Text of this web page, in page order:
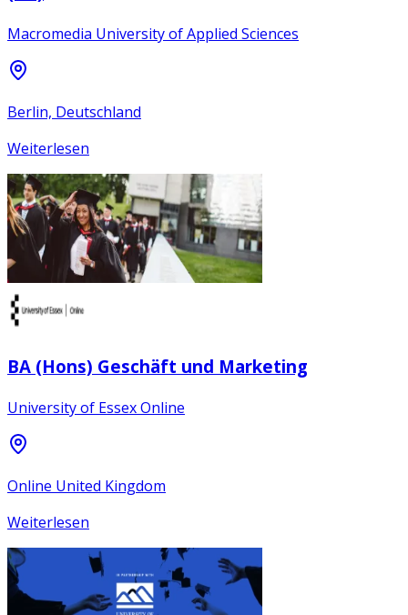
Macromedia University of Applied Sciences
Berlin, Deutschland
Weiterlesen
BA (Hons) Geschäft und Marketing
University of Essex Online
Online United Kingdom
Weiterlesen